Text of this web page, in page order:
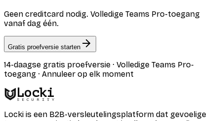
Geen creditcard nodig. Volledige Teams Pro-toegang
vanaf dag één.
Gratis proefversie starten
14-daagse gratis proefversie · Volledige Teams Pro-
toegang · Annuleer op elk moment
Locki
SECURITY
Locki is een B2B-versleutelingsplatform dat gevoelige